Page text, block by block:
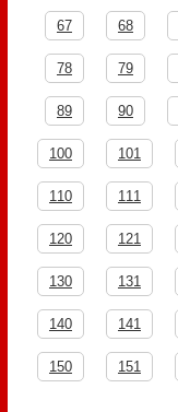
67 68
78 79
89 90
100 101
110 111
120 121
130 131
140 141
150 151